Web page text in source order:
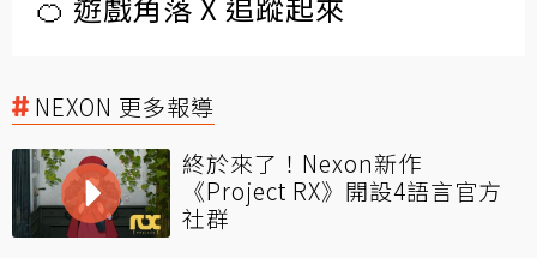
NEXON 更多報導
終於來了！Nexon新作
《Project RX》開設4語言官方
社群